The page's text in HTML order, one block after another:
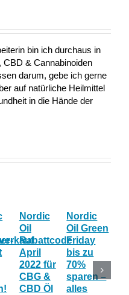
bin ich durchaus in
& Cannabinoiden
darum, gebe ich gerne
auf natürliche Heilmittel
in die Hände der
Nordic
Oil
Rabattcode
April
2022 für
CBG &
CBD Öl
Nordic
Oil Green
Friday
bis zu
70%
sparen –
alles